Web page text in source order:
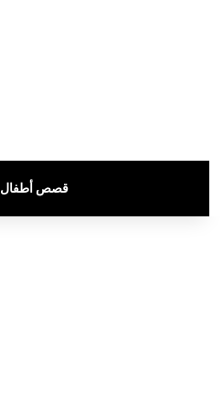
قصص أطفال